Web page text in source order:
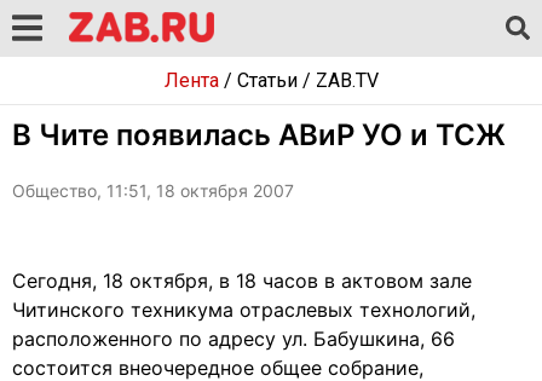
Лента/ Статьи/ ZAB.TV
В Чите появилась АВиР УО и ТСЖ
Общество, 11:51, 18 октября 2007
Сегодня, 18 октября, в 18 часов в актовом зале
Читинского техникума отраслевых технологий,
расположенного по адресу ул. Бабушкина, 66
состоится внеочередное общее собрание,